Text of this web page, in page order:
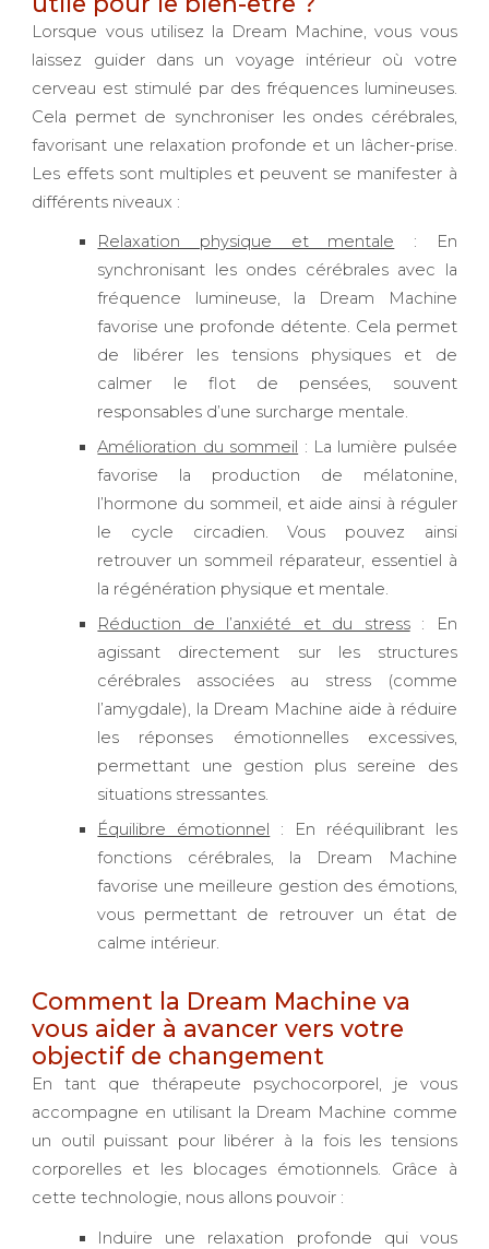
Lorsque vous utilisez la Dream Machine, vous vous
laissez guider dans un voyage intérieur où votre
cerveau est stimulé par des fréquences lumineuses.
Cela permet de synchroniser les ondes cérébrales,
favorisant une relaxation profonde et un lâcher-prise.
Les effets sont multiples et peuvent se manifester à
différents niveaux :
Relaxation physique et mentale : En
synchronisant les ondes cérébrales avec la
fréquence lumineuse, la Dream Machine
favorise une profonde détente. Cela permet
de libérer les tensions physiques et de
calmer le flot de pensées, souvent
responsables d’une surcharge mentale.
Amélioration du sommeil : La lumière pulsée
favorise la production de mélatonine,
l’hormone du sommeil, et aide ainsi à réguler
le cycle circadien. Vous pouvez ainsi
retrouver un sommeil réparateur, essentiel à
la régénération physique et mentale.
Réduction de l’anxiété et du stress: En
agissant directement sur les structures
cérébrales associées au stress (comme
l’amygdale), la Dream Machine aide à réduire
les réponses émotionnelles excessives,
permettant une gestion plus sereine des
situations stressantes.
Équilibre émotionnel
: En rééquilibrant les
fonctions cérébrales, la Dream Machine
favorise une meilleure gestion des émotions,
vous permettant de retrouver un état de
calme intérieur.
Comment la Dream Machine va
vous aider à avancer vers votre
objectif de changement
En tant que thérapeute psychocorporel, je vous
accompagne en utilisant la Dream Machine comme
un outil puissant pour libérer à la fois les tensions
corporelles et les blocages émotionnels. Grâce à
cette technologie, nous allons pouvoir :
Induire une relaxation profonde qui vous